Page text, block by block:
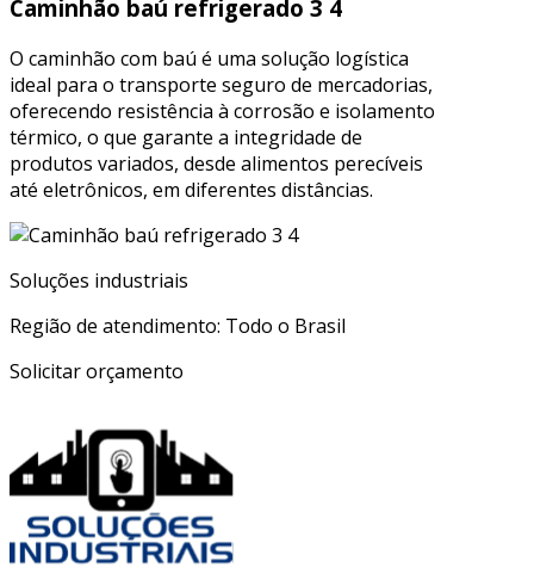
Caminhão baú refrigerado 3 4
O caminhão com baú é uma solução logística
ideal para o transporte seguro de mercadorias,
oferecendo resistência à corrosão e isolamento
térmico, o que garante a integridade de
produtos variados, desde alimentos perecíveis
até eletrônicos, em diferentes distâncias.
Soluções industriais
Região de atendimento: Todo o Brasil
Solicitar orçamento